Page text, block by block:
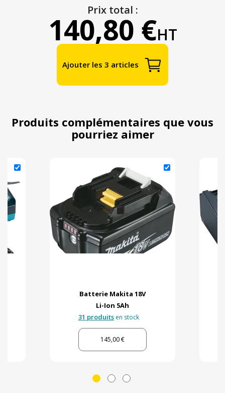
Prix total :
140,80 €HT
Ajouter les 3 articles
Produits complémentaires que vous
pourriez aimer
Batterie Makita 18V
Li-Ion 5Ah
31 produits en stock
145,00 €